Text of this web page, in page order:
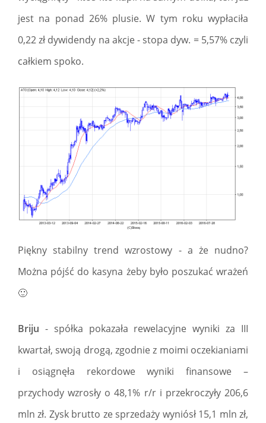
jest na ponad 26% plusie. W tym roku wypłaciła
0,22 zł dywidendy na akcje - stopa dyw. = 5,57% czyli
całkiem spoko.
Piękny stabilny trend wzrostowy - a że nudno?
Można pójść do kasyna żeby było poszukać wrażeń
🙂
Briju - spółka pokazała rewelacyjne wyniki za III
kwartał, swoją drogą, zgodnie z moimi oczekianiami
i osiągnęła rekordowe wyniki finansowe –
przychody wzrosły o 48,1% r/r i przekroczyły 206,6
mln zł. Zysk brutto ze sprzedaży wyniósł 15,1 mln zł,